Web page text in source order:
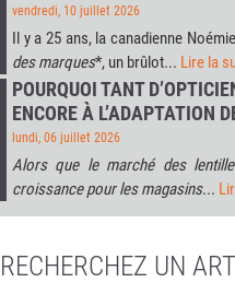
vendredi, 10 juillet 2026
Il y a 25 ans, la canadienne
des marques*, un brûlot... Lire la
POURQUOI TANT
ENCORE À L’ADAPTATION
lundi, 06 juillet 2026
Alors que le marché des
croissance pour les magasins...
RECHERCHEZ UN